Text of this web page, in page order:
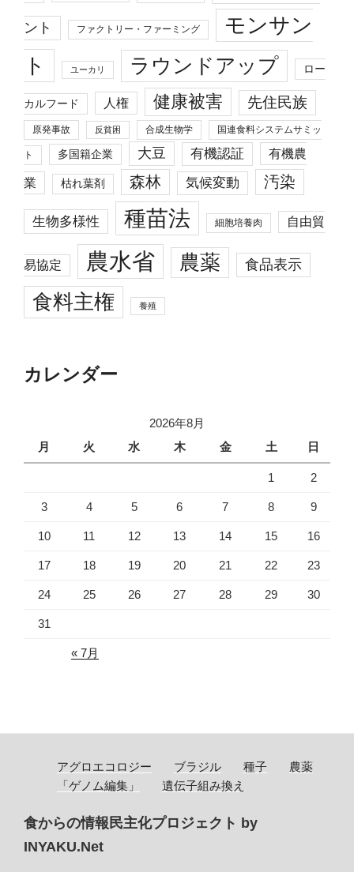
ント ファクトリー・ファーミング
モンサン
ト
ユーカリ ラウンドアップ ロー
カルフード 人権 健康被害 先住民族
原発事故 反貧困 合成生物学 国連食料システムサミッ
ト 多国籍企業 大豆 有機認証 有機農
業 枯れ葉剤 森林 気候変動 汚染
生物多様性 種苗法 細胞培養肉 自由貿
易協定 農水省 農薬 食品表示
食料主権 養殖
カレンダー
2026年8月
月
火 水 木 金 土 日
1 2
3 4 5 6 7 8 9
10 11 12 13 14 15 16
17 18 19 20 21 22 23
24 25 26 27 28 29 30
31
« 7月
アグロエコロジー ブラジル 種子
農薬
「ゲノム編集」
遺伝子組み換え
食からの情報民主化プロジェクト by
INYAKU.Net